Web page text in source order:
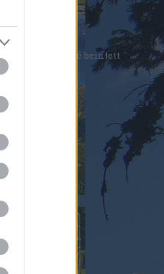
nép bizony eléggé beintett
királynője